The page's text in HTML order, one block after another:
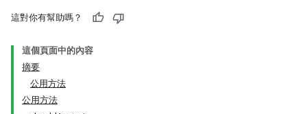
這對你有幫助嗎？
這個頁面中的內容
摘要
公用方法
公用方法